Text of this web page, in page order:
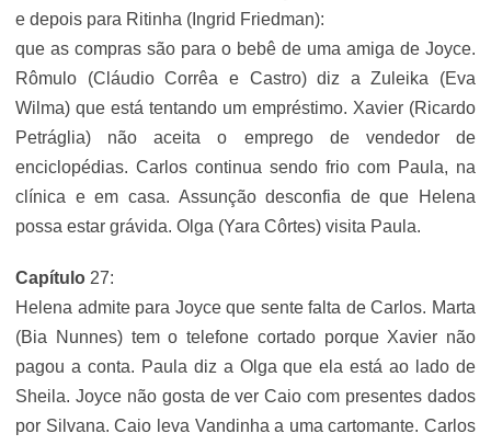
e depois para Ritinha (Ingrid Friedman):
que as compras são para o bebê de uma amiga de Joyce.
Rômulo (Cláudio Corrêa e Castro) diz a Zuleika (Eva
Wilma) que está tentando um empréstimo. Xavier (Ricardo
Petráglia) não aceita o emprego de vendedor de
enciclopédias. Carlos continua sendo frio com Paula, na
clínica e em casa. Assunção desconfia de que Helena
possa estar grávida. Olga (Yara Côrtes) visita Paula.
Capítulo 27:
Helena admite para Joyce que sente falta de Carlos. Marta
(Bia Nunnes) tem o telefone cortado porque Xavier não
pagou a conta. Paula diz a Olga que ela está ao lado de
Sheila. Joyce não gosta de ver Caio com presentes dados
por Silvana. Caio leva Vandinha a uma cartomante. Carlos